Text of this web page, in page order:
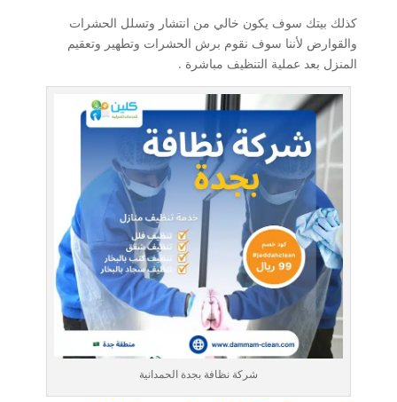
كذلك بيتك سوف يكون خالي من انتشار وتسلل الحشرات
والقوارض لأننا سوف نقوم برش الحشرات وتطهير وتعقيم
المنزل بعد عملية التنظيف مباشرة .
شركة نظافة بجدة الحمدانية